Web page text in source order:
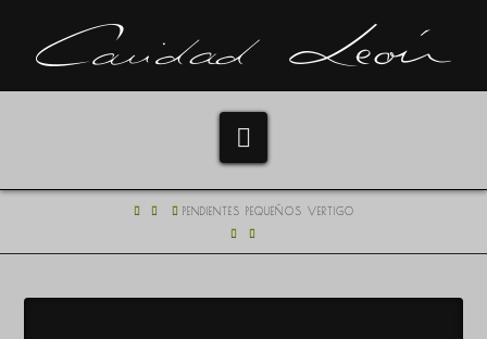
HOME PENDIENTES PEQUEÑOS VERTIGO